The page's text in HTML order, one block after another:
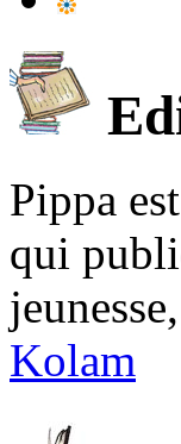
Pippa
qui
jeunesse,
Kolam